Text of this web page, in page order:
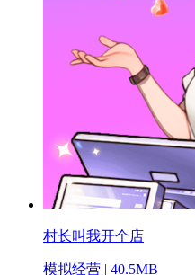
村长叫我开个店
模拟经营 | 40.5MB